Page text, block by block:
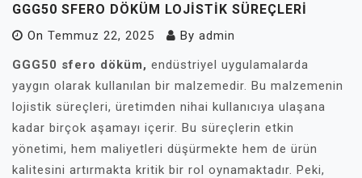
GGG50 SFERO DÖKÜM LOJISTIK SÜREÇLERI
On Temmuz 22, 2025 By admin
GGG50 sfero döküm, endüstriyel uygulamalarda
yaygın olarak kullanılan bir malzemedir. Bu malzemenin
lojistik süreçleri, üretimden nihai kullanıcıya ulaşana
kadar birçok aşamayı içerir. Bu süreçlerin etkin
yönetimi, hem maliyetleri düşürmekte hem de ürün
kalitesini artırmakta kritik bir rol oynamaktadır. Peki,